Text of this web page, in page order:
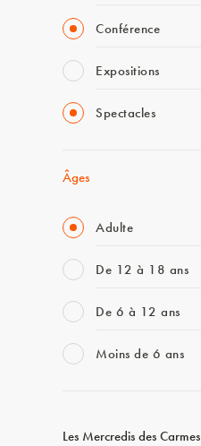
Conférence
Expositions
Spectacles
Âges
Adulte
De 12 à 18 ans
De 6 à 12 ans
Moins de 6 ans
Les Mercredis des Carmes